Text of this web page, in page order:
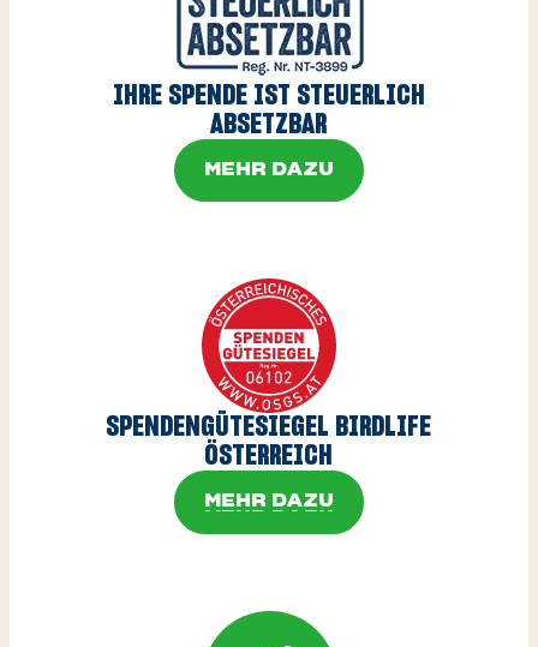
IHRE SPENDE IST STEUERLICH
ABSETZBAR
MEHR DAZU
SPENDENGÜTESIEGEL BIRDLIFE
ÖSTERREICH
MEHR DAZU